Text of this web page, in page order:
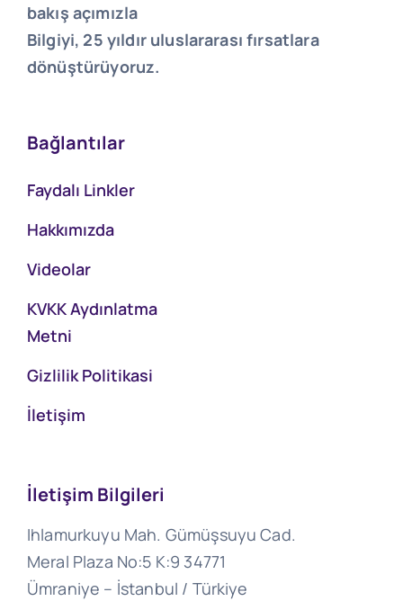
bakış açımızla
Bilgiyi, 25 yıldır uluslararası fırsatlara
dönüştürüyoruz.
Bağlantılar
Faydalı Linkler
Hakkımızda
Videolar
KVKK Aydınlatma
Metni
Gizlilik Politikasi
İletişim
İletişim Bilgileri
Ihlamurkuyu Mah. Gümüşsuyu Cad.
Meral Plaza No:5 K:9 34771
Ümraniye – İstanbul / Türkiye